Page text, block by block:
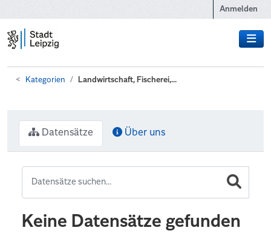
Anmelden
Kategorien Landwirtschaft, Fischerei,...
Datensätze Über uns
Keine Datensätze gefunden